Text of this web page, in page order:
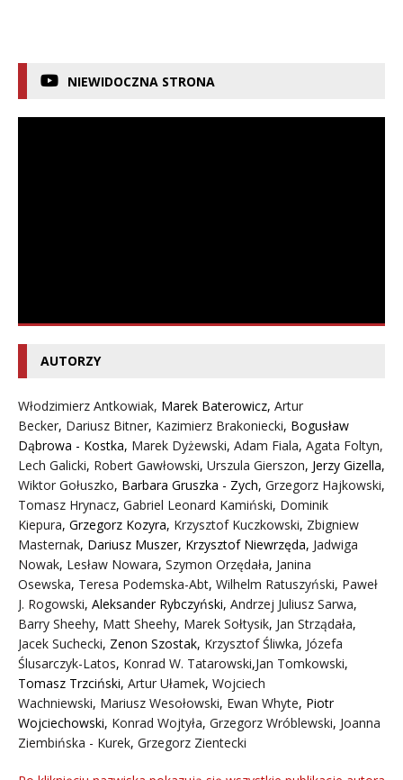
NIEWIDOCZNA STRONA
AUTORZY
Włodzimierz Antkowiak, Marek Baterowicz, Artur
Becker, Dariusz Bitner, Kazimierz Brakoniecki, Bogusław
Dąbrowa - Kostka, Marek Dyżewski, Adam Fiala, Agata Foltyn,
Lech Galicki, Robert Gawłowski, Urszula Gierszon, Jerzy Gizella,
Wiktor Gołuszko, Barbara Gruszka - Zych, Grzegorz Hajkowski,
Tomasz Hrynacz, Gabriel Leonard Kamiński, Dominik
Kiepura, Grzegorz Kozyra, Krzysztof Kuczkowski, Zbigniew
Masternak, Dariusz Muszer, Krzysztof Niewrzęda, Jadwiga
Nowak, Lesław Nowara, Szymon Orzędała, Janina
Osewska, Teresa Podemska-Abt, Wilhelm Ratuszyński, Paweł
J. Rogowski, Aleksander Rybczyński, Andrzej Juliusz Sarwa,
Barry Sheehy, Matt Sheehy, Marek Sołtysik, Jan Strządała,
Jacek Suchecki, Zenon Szostak, Krzysztof Śliwka, Józefa
Ślusarczyk-Latos, Konrad W. Tatarowski,Jan Tomkowski,
Tomasz Trzciński, Artur Ułamek, Wojciech
Wachniewski, Mariusz Wesołowski, Ewan Whyte, Piotr
Wojciechowski, Konrad Wojtyła, Grzegorz Wróblewski, Joanna
Ziembińska - Kurek, Grzegorz Zientecki